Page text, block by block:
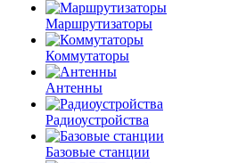
Маршрутизаторы
Коммутаторы
Антенны
Радиоустройства
Базовые станции